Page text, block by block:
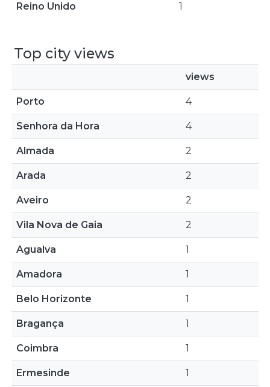
Reino Unido 1
Top city views
views
Porto 4
Senhora da Hora 4
Almada 2
Arada 2
Aveiro 2
Vila Nova de Gaia 2
Agualva 1
Amadora 1
Belo Horizonte 1
Bragança 1
Coimbra 1
Ermesinde 1